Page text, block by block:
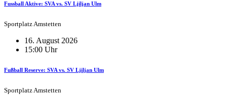
Fussball Aktive: SVA vs. SV Ljiljan Ulm
Sportplatz Amstetten
16. August 2026
15:00 Uhr
Fußball Reserve: SVA vs. SV Ljiljan Ulm
Sportplatz Amstetten